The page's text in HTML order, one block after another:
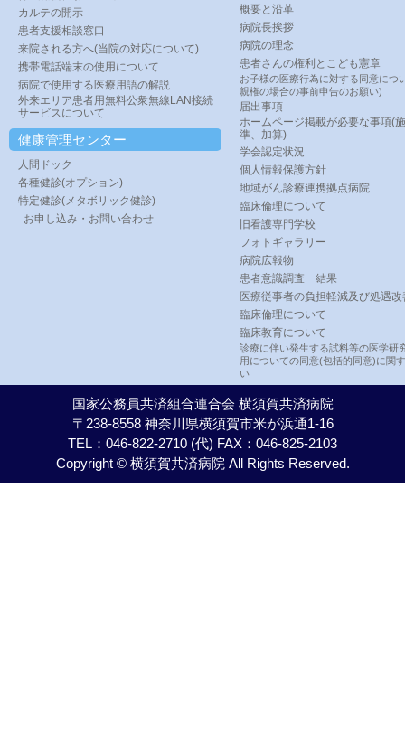
カルテの開示
患者支援相談窓口
来院される方へ(当院の対応について)
携帯電話端末の使用について
病院で使用する医療用語の解説
外来エリア患者用無料公衆無線LAN接続
サービスについて
健康管理センター
人間ドック
各種健診(オプション)
特定健診(メタボリック健診)
お申し込み・お問い合わせ
概要と沿革
病院長挨拶
病院の理念
患者さんの権利とこども憲章
お子様の医療行為に対する同意につ
親権の場合の事前申告のお願い)
届出事項
ホームページ掲載が必要な事項(
準、加算)
学会認定状況
個人情報保護方針
地域がん診療連携拠点病院
臨床倫理について
旧看護専門学校
フォトギャラリー
病院広報物
患者意識調査 結果
医療従事者の負担軽減及び処遇改
臨床倫理について
臨床教育について
診療に伴い発生する試料等の医学研
用についての同意(包括的同意)に関
い
国家公務員共済組合連合会 横須賀共済病院
〒238-8558 神奈川県横須賀市米が浜通1-16
TEL：046-822-2710 (代) FAX：046-825-2103
Copyright © 横須賀共済病院 All Rights Reserved.